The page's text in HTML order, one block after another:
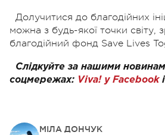
Долучитися до благодійних
можна з будь-якої точки світу,
благодійний фонд Save Lives
Слідкуйте за нашими
соцмережах: Viva! у Facebookі
МІЛА ДОНЧУК